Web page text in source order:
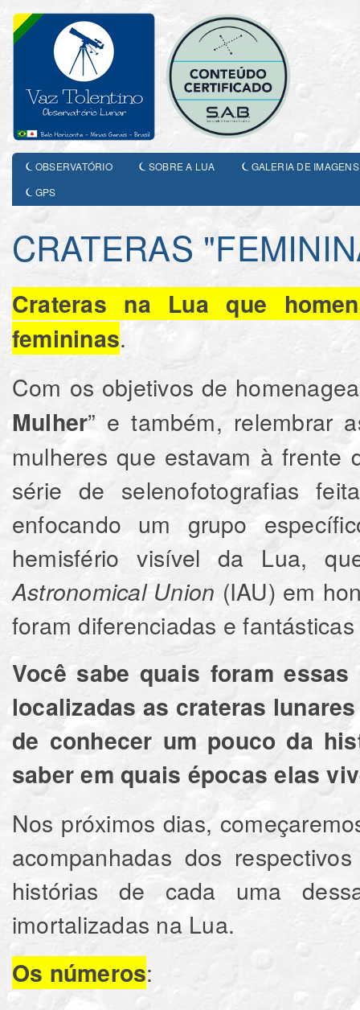
OBSERVATÓRIO SOBRE A LUA
GALERIA DE IMAGENS
GPS
CRATERAS
Crateras na Lua que
femininas.
Com os objetivos de
Mulher” e também, relembrar
mulheres que estavam à frente
série de selenofotografias
enfocando um grupo
hemisfério visível da Lua,
Astronomical Union (IAU) em
foram diferenciadas e
Você sabe quais foram
localizadas as crateras
de conhecer um pouco da
saber em quais épocas elas
Nos próximos dias,
acompanhadas dos
histórias de cada uma
imortalizadas na Lua.
Os números: